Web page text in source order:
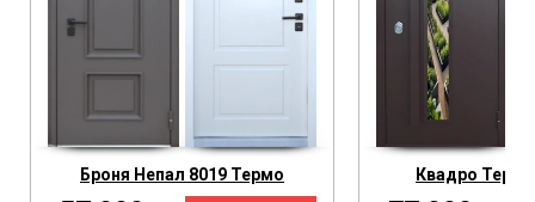
Броня Непал 8019 Термо Квадро